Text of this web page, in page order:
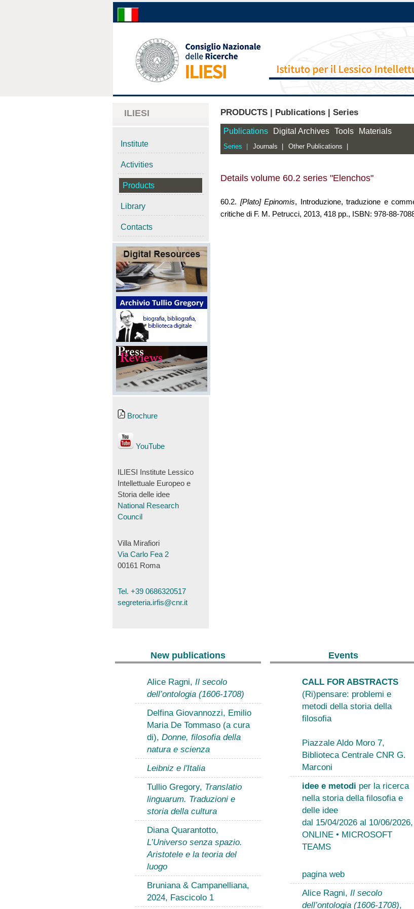
ILIESI
Institute
Activities
Products
Library
Contacts
Brochure
YouTube
ILIESI Institute Lessico
Intellettuale Europeo e
Storia delle idee
National Research
Council
Villa Mirafiori
Via Carlo Fea 2
00161 Roma
Tel. +39 0686320517
segreteria.irfis@cnr.it
PRODUCTS | Publications | Series
Publications Digital Archives Tools Materials
Series | Journals | Other Publications |
Details volume 60.2 series "Elenchos"
60.2. [Plato] Epinomis, Introduzione, traduzione e
critiche di F. M. Petrucci, 2013, 418 pp., ISBN: 978-88-
New publications
Alice Ragni, Il secolo
dell’ontologia (1606-1708)
Delfina Giovannozzi, Emilio
Maria De Tommaso (a cura
di), Donne, filosofia della
natura e scienza
Leibniz e l'Italia
Tullio Gregory, Translatio
linguarum. Traduzioni e
storia della cultura
Diana Quarantotto,
L’Universo senza spazio.
Aristotele e la teoria del
luogo
Bruniana & Campanelliana,
2024, Fascicolo 1
Events
CALL FOR ABSTRACTS
(Ri)pensare: problemi e
metodi della storia della
filosofia
Piazzale Aldo Moro 7,
Biblioteca Centrale CNR G.
Marconi
idee e metodi per la ricerca
nella storia della filosofia e
delle idee
dal 15/04/2026 al 10/06/2026,
ONLINE • MICROSOFT
TEAMS
pagina web
Alice Ragni, Il secolo
dell’ontologia (1606-1708),